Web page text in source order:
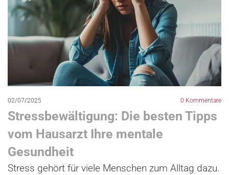
02/07/2025 0 Kommentare
Stressbewältigung: Die besten Tipps
vom Hausarzt Ihre mentale
Gesundheit
Stress gehört für viele Menschen zum Alltag dazu.